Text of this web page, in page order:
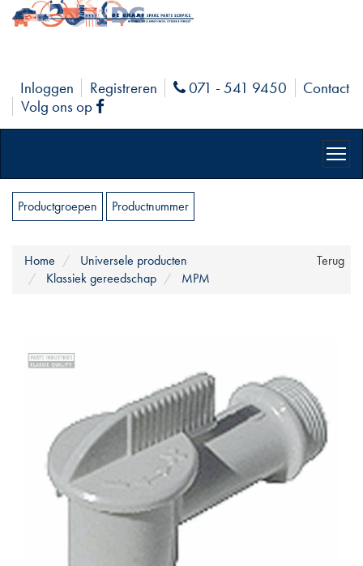
Inloggen Registreren Phone
071 - 541 9450
Contact
Volg ons op
Facebook
Productgroepen Productnummer
Terug
Home
Universele producten
Klassiek gereedschap
MPM